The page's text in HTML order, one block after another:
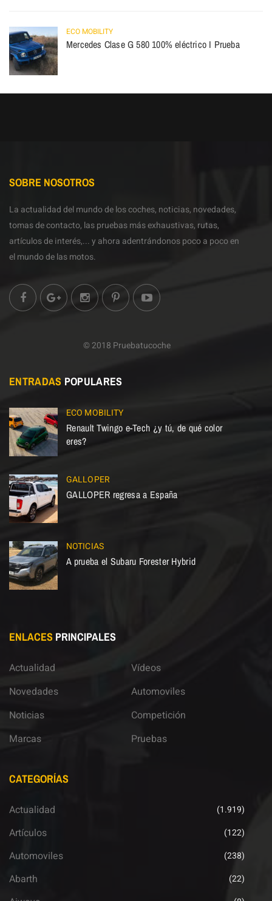
ECO MOBILITY
Mercedes Clase G 580 100% eléctrico I Prueba
SOBRE NOSOTROS
La actualidad del mundo de los coches, noticias, novedades,
tomas de contacto, las pruebas más exhaustivas, rutas,
artículos de interés,... y ahora adentrándonos poco a poco en
el mundo de las motos.
© 2018 Pruebatucoche
ENTRADAS POPULARES
ECO MOBILITY
Renault Twingo e-Tech ¿y tú, de qué color
eres?
GALLOPER
GALLOPER regresa a España
NOTICIAS
A prueba el Subaru Forester Hybrid
ENLACES PRINCIPALES
Actualidad
Novedades
Noticias
Marcas
Vídeos
Automoviles
Competición
Pruebas
CATEGORÍAS
Actualidad (1.919)
Artículos (122)
Automoviles (238)
Abarth (22)